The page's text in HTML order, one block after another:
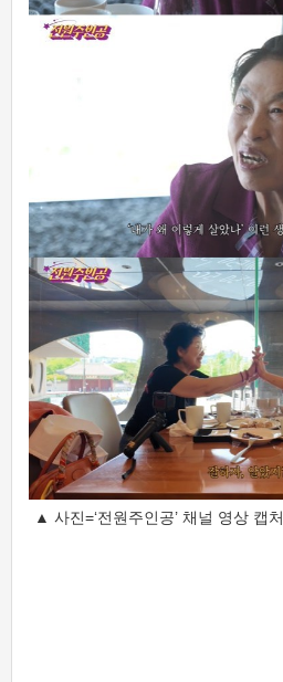
▲ 사진=‘전원주인공’ 채널 영상 캡처